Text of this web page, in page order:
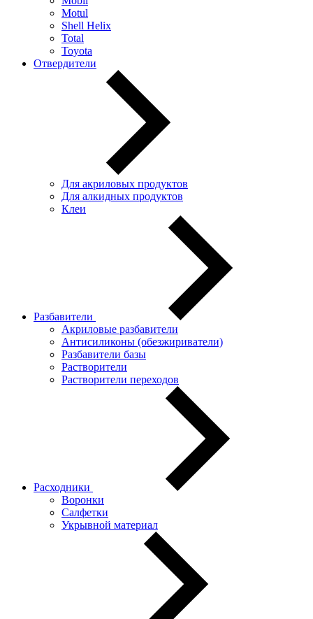
Motul
Shell Helix
Total
Toyota
Отвердители
Для акриловых продуктов
Для алкидных продуктов
Клеи
Разбавители
Акриловые разбавители
Антисиликоны (обезжириватели)
Разбавители базы
Растворители
Растворители переходов
Расходники
Воронки
Салфетки
Укрывной материал